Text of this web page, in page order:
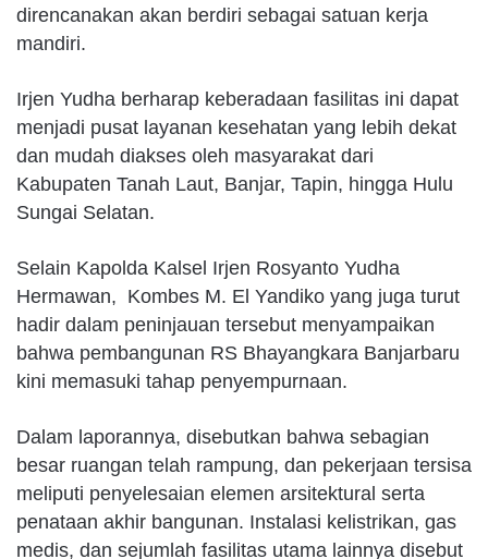
direncanakan akan berdiri sebagai satuan kerja
mandiri.
Irjen Yudha berharap keberadaan fasilitas ini dapat
menjadi pusat layanan kesehatan yang lebih dekat
dan mudah diakses oleh masyarakat dari
Kabupaten Tanah Laut, Banjar, Tapin, hingga Hulu
Sungai Selatan.
Selain Kapolda Kalsel Irjen Rosyanto Yudha
Hermawan, Kombes M. El Yandiko yang juga turut
hadir dalam peninjauan tersebut menyampaikan
bahwa pembangunan RS Bhayangkara Banjarbaru
kini memasuki tahap penyempurnaan.
Dalam laporannya, disebutkan bahwa sebagian
besar ruangan telah rampung, dan pekerjaan tersisa
meliputi penyelesaian elemen arsitektural serta
penataan akhir bangunan. Instalasi kelistrikan, gas
medis, dan sejumlah fasilitas utama lainnya disebut